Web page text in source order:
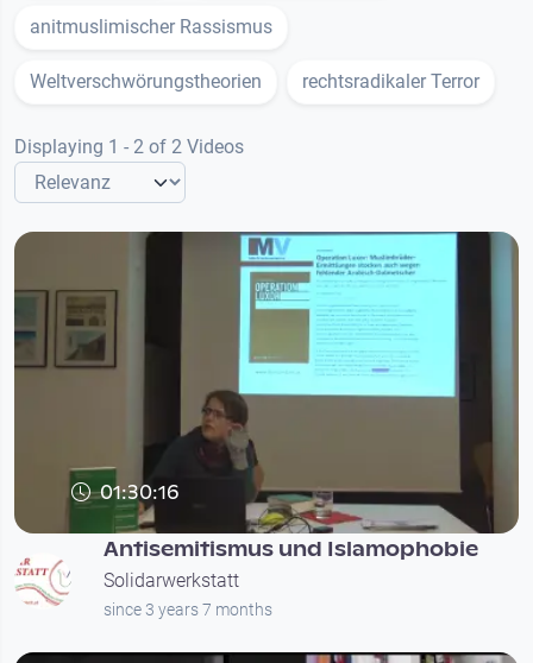
anitmuslimischer Rassismus
Weltverschwörungstheorien rechtsradikaler Terror
Displaying 1 - 2 of 2 Videos
01:30:16
Antisemitismus und Islamophobie
Solidarwerkstatt
since 3 years 7 months